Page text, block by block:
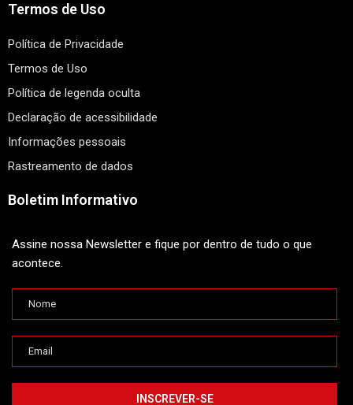
Termos de Uso
Política de Privacidade
Termos de Uso
Política de legenda oculta
Declaração de acessibilidade
Informações pessoais
Rastreamento de dados
Boletim Informativo
Assine nossa Newsletter e fique por dentro de tudo o que
acontece.